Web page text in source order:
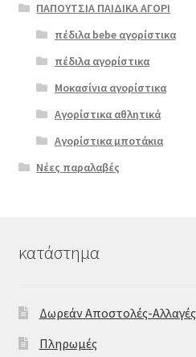
ΠΑΠΟΥΤΣΙΑ ΠΑΙΔΙΚΑ ΑΓΟΡΙ
πέδιλα bebe αγορίστικα
πέδιλα αγορίστικα
Μοκασίνια αγορίστικα
Αγορίστικα αθλητικά
Αγορίστικα μποτάκια
Νέες παραλαβές
κατάστημα
Δωρεάν Αποστολές-Αλλαγές
Πληρωμές